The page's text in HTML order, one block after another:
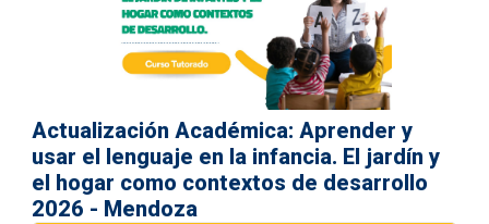
Actualización Académica: Aprender y
usar el lenguaje en la infancia. El jardín y
el hogar como contextos de desarrollo
2026 - Mendoza